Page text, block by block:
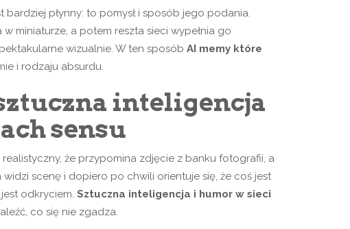
płynny: to pomysł i sposób jego podania.
miniaturze, a potem reszta sieci wypełnia go
wizualnie. W ten sposób AI memy które
i rodzaju absurdu.
inteligencja
sensu
że przypomina zdjęcie z banku fotografii, a
scenę i dopiero po chwili orientuje się, że coś jest
odkryciem. Sztuczna inteligencja i humor w sieci
co się nie zgadza.